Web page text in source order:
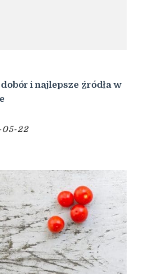
i najlepsze źródła w
05-22